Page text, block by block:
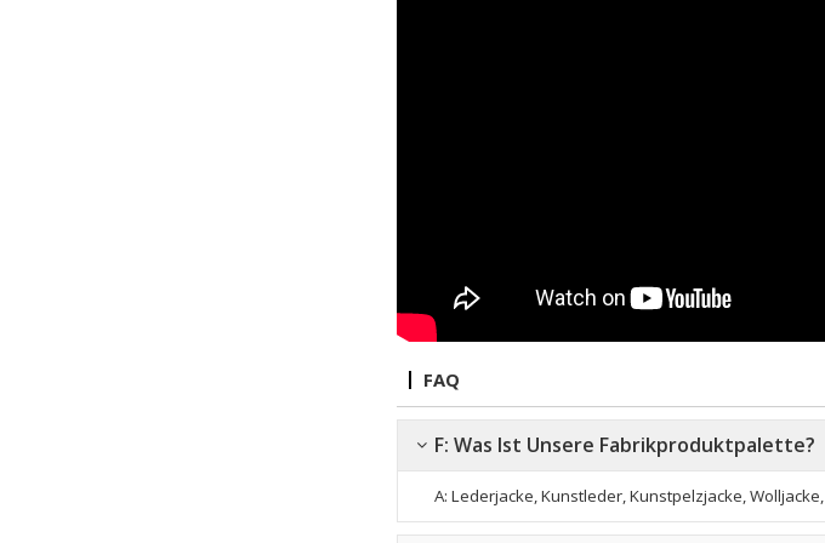
FAQ
F: Was Ist Unsere Fabrikproduktpalette?
A: Lederjacke, Kunstleder, Kunstpelzjacke,